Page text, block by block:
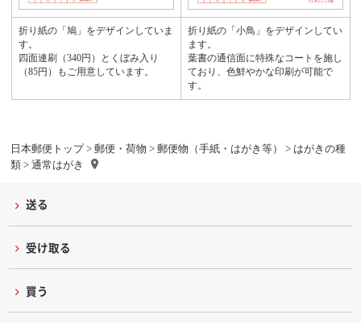
日本郵便トップ> 郵便・荷物 > 郵便物（手紙・はがき等） > はがきの種
類> 通常はがき
折り紙の「鳩」をデザインしていま
す。
四面連刷（340円）とくぼみ入り
（85円）もご用意しています。
折り紙の「小鳥」をデザインしてい
ます。
葉書の通信面に特殊なコートを施し
ており、色鮮やかな印刷が可能で
す。
送る
受け取る
買う